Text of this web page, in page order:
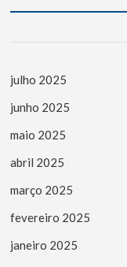
julho 2025
junho 2025
maio 2025
abril 2025
março 2025
fevereiro 2025
janeiro 2025